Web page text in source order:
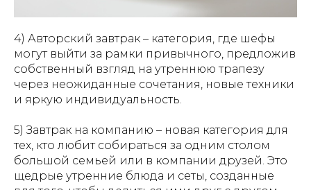
4) Авторский завтрак – категория, где шефы
могут выйти за рамки привычного, предложив
собственный взгляд на утреннюю трапезу
через неожиданные сочетания, новые техники
и яркую индивидуальность.
5) Завтрак на компанию – новая категория для
тех, кто любит собираться за одним столом
большой семьей или в компании друзей. Это
щедрые утренние блюда и сеты, созданные